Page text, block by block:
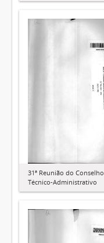
31ª Reunião do Conselho
Técnico-Administrativo